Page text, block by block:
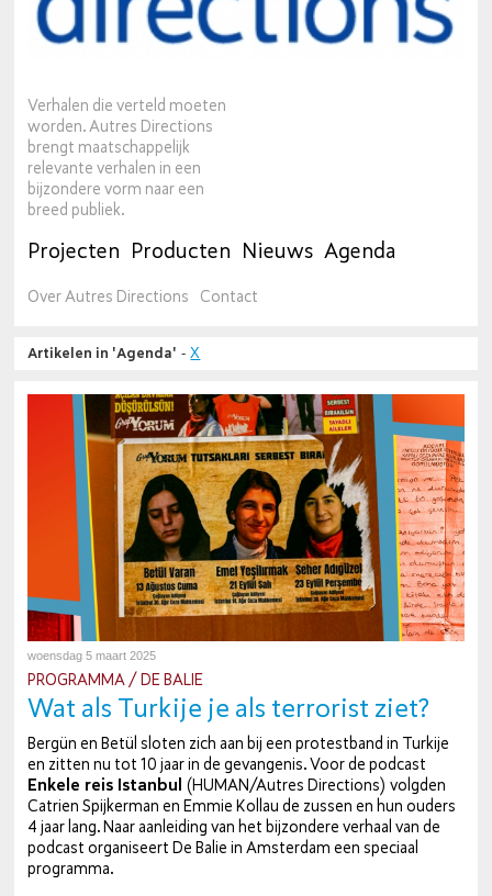
Verhalen die verteld moeten
worden. Autres Directions
brengt maatschappelijk
relevante verhalen in een
bijzondere vorm naar een
breed publiek.
Projecten Producten Nieuws Agenda
Over Autres Directions Contact
Artikelen in 'Agenda' -X
woensdag 5 maart 2025
PROGRAMMA / DE BALIE
Wat als Turkije je als terrorist ziet?
Bergün en Betül sloten zich aan bij een pro­test­band in Turkije
en zitten nu tot 10 jaar in de ge­van­ge­nis. Voor de podcast
Enkele reis Istanbul (HUMAN/Autres Di­rec­ti­ons) volgden
Catrien Spij­ker­man en Emmie Kollau de zussen en hun ouders
4 jaar lang. Naar aan­lei­ding van het bij­zon­de­re verhaal van de
podcast or­ga­ni­seert De Balie in Amsterdam een speciaal
programma.